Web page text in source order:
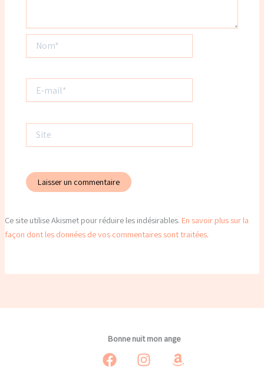
mail*
Ce site utilise Akismet pour réduire les indésirables. En savoir plus sur la
façon dont les données de vos commentaires sont traitées.
Bonne nuit mon ange